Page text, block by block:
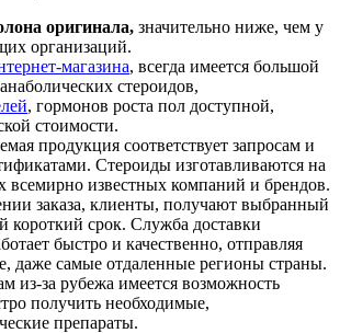
оригинала, значительно ниже, чем у
организаций.
магазина, всегда имеется большой
стероидов,
, гормонов роста пол доступной,
стоимости.
продукция соответствует запросам и
Стероиды изготавливаются на
всемирно известных компаний и брендов.
заказа, клиенты, получают выбранный
короткий срок. Служба доставки
быстро и качественно, отправляя
самые отдаленные регионы страны.
из-за рубежа имеется возможность
получить необходимые,
препараты.